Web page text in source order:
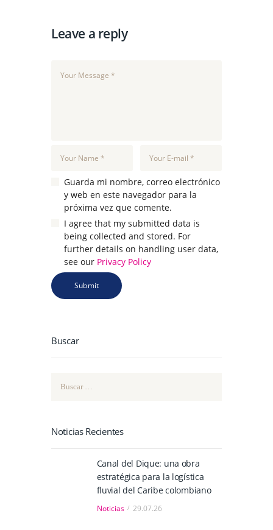
Leave a reply
Guarda mi nombre, correo electrónico
y web en este navegador para la
próxima vez que comente.
I agree that my submitted data is
being collected and stored. For
further details on handling user data,
see our Privacy Policy
Buscar
Noticias Recientes
Canal del Dique: una obra
estratégica para la logística
fluvial del Caribe colombiano
Noticias 29.07.26